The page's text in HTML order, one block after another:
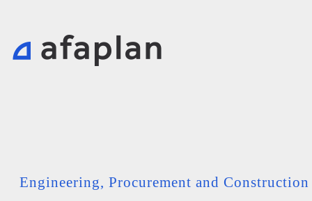
Engineering, Procurement and Construction